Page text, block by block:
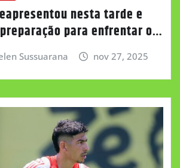
nesta tarde e
para enfrentar o…
Sussuarana nov 27, 2025